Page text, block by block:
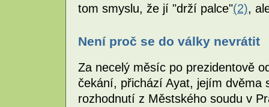
tom smyslu, že jí "drží palce"(2),
Není proč se do války nevrátit
Za necelý měsíc po prezidentově
čekání, přichází Ayat, jejím dvěma
rozhodnutí z Městského soudu v